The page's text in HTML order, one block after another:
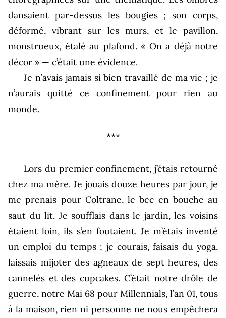
dansaient par-dessus les bougies ; son corps,
déformé, vibrant sur les murs, et le pavillon,
monstrueux, étalé au plafond. « On a déjà notre
décor » — c’était une évidence.
Je n’avais jamais si bien travaillé de ma vie ; je
n’aurais quitté ce confinement pour rien au
monde.
***
Lors du premier confinement, j’étais retourné
chez ma mère. Je jouais douze heures par jour, je
me prenais pour Coltrane, le bec en bouche au
saut du lit. Je soufflais dans le jardin, les voisins
étaient loin, ils s’en foutaient. Je m’étais inventé
un emploi du temps ; je courais, faisais du yoga,
laissais mijoter des agneaux de sept heures, des
cannelés et des cupcakes. C’était notre drôle de
guerre, notre Mai 68 pour Millennials, l’an 01, tous
à la maison, rien ni personne ne nous empêchera